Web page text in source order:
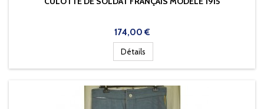
Prix
174,00 €
Détails